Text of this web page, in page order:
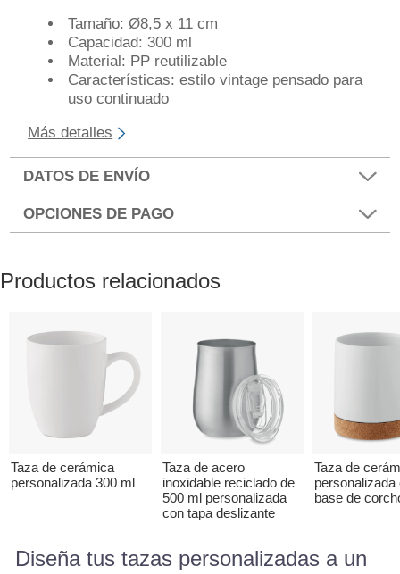
Tamaño: Ø8,5 x 11 cm
Capacidad: 300 ml
Material: PP reutilizable
Características: estilo vintage pensado para
uso continuado
Más detalles
DATOS DE ENVÍO
OPCIONES DE PAGO
Productos relacionados
Taza de cerámica
personalizada 300 ml
Taza de acero
inoxidable reciclado de
500 ml personalizada
con tapa deslizante
Taza de
personalizada
base de
Diseña tus tazas personalizadas a un